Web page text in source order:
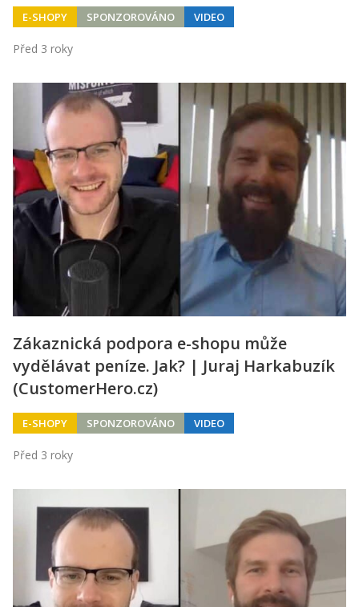
E-SHOPY SPONZOROVÁNO VIDEO
Před 3 roky
Zákaznická podpora e-shopu může
vydělávat peníze. Jak? | Juraj Harkabuzík
(CustomerHero.cz)
E-SHOPY SPONZOROVÁNO VIDEO
Před 3 roky